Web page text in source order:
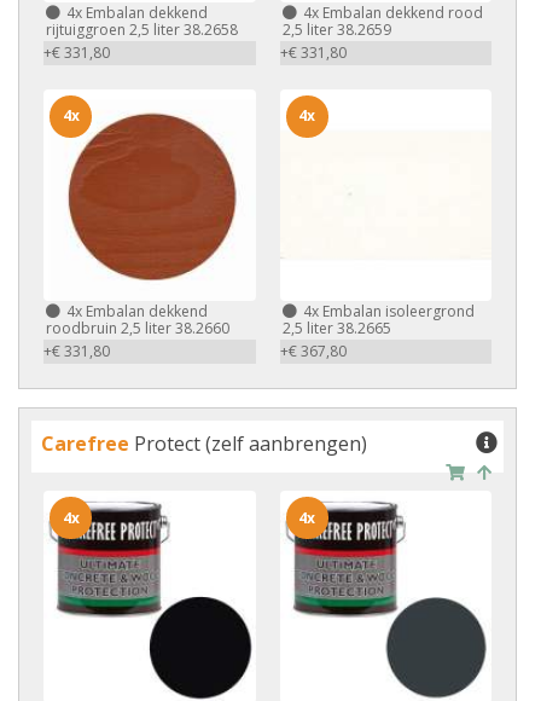
4x Embalan dekkend
rijtuiggroen 2,5 liter 38.2658
+€ 331,80
4xEmbalan dekkend rood
2,5 liter 38.2659
+€ 331,80
4x Embalan dekkend
roodbruin 2,5 liter 38.2660
+€ 331,80
4x
4xEmbalan isoleergrond
2,5 liter 38.2665
+€ 367,80
4x
Carefree Protect (zelf aanbrengen)
4x 4x